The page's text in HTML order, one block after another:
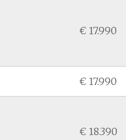
€ 17.990
€ 17.990
€ 18.390